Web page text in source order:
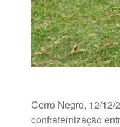
Cerro Negro, 12/
confraternização